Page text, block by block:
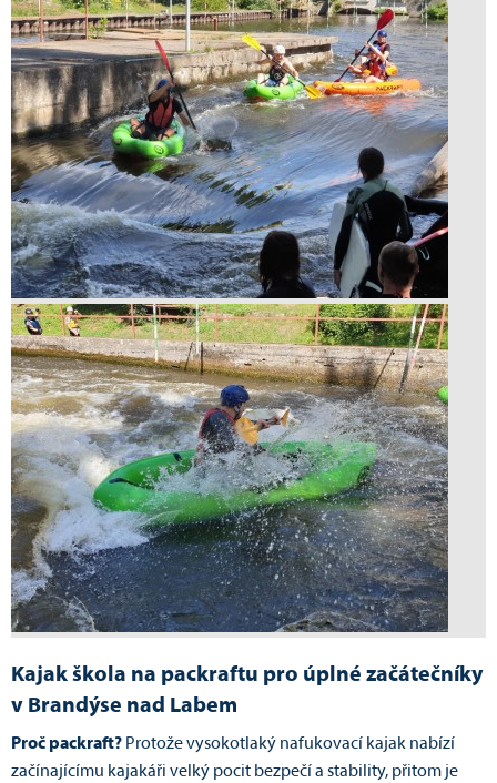
Kajak škola na packraftu pro úplné začátečníky
v Brandýse nad Labem
Proč packraft? Protože vysokotlaký nafukovací kajak nabízí
začínajícímu kajakáři velký pocit bezpečí a stability, přitom je